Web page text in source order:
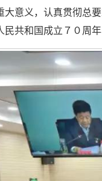
大意义，认真贯彻总
民共和国成立７０周